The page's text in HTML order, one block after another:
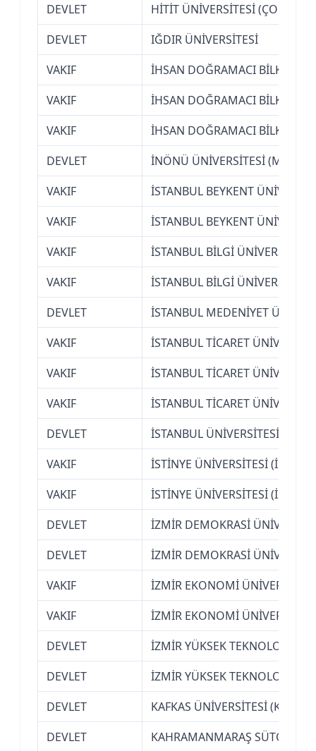
DEVLET
HİTİT ÜNİVERSİTESİ (ÇORUM)
DEVLET
IĞDIR ÜNİVERSİTESİ
VAKIF
İHSAN DOĞRAMACI BİLKENT
VAKIF
İHSAN DOĞRAMACI BİLKENT
VAKIF
İHSAN DOĞRAMACI BİLKENT
DEVLET
İNÖNÜ ÜNİVERSİTESİ
VAKIF
İSTANBUL BEYKENT
VAKIF
İSTANBUL BEYKENT
VAKIF
İSTANBUL BİLGİ ÜNİVERSİTESİ
VAKIF
İSTANBUL BİLGİ ÜNİVERSİTESİ
DEVLET
İSTANBUL MEDENİYET
VAKIF
İSTANBUL TİCARET
VAKIF
İSTANBUL TİCARET
VAKIF
İSTANBUL TİCARET
DEVLET
İSTANBUL ÜNİVERSİTESİ
VAKIF
İSTİNYE ÜNİVERSİTESİ
VAKIF
İSTİNYE ÜNİVERSİTESİ
DEVLET
İZMİR DEMOKRASİ
DEVLET
İZMİR DEMOKRASİ
VAKIF
İZMİR EKONOMİ ÜNİVERSİTESİ
VAKIF
İZMİR EKONOMİ ÜNİVERSİTESİ
DEVLET
İZMİR YÜKSEK TEKNOLOJİ
DEVLET
İZMİR YÜKSEK TEKNOLOJİ
DEVLET
KAFKAS ÜNİVERSİTESİ (KARS)
DEVLET
KAHRAMANMARAŞ SÜTÇÜ